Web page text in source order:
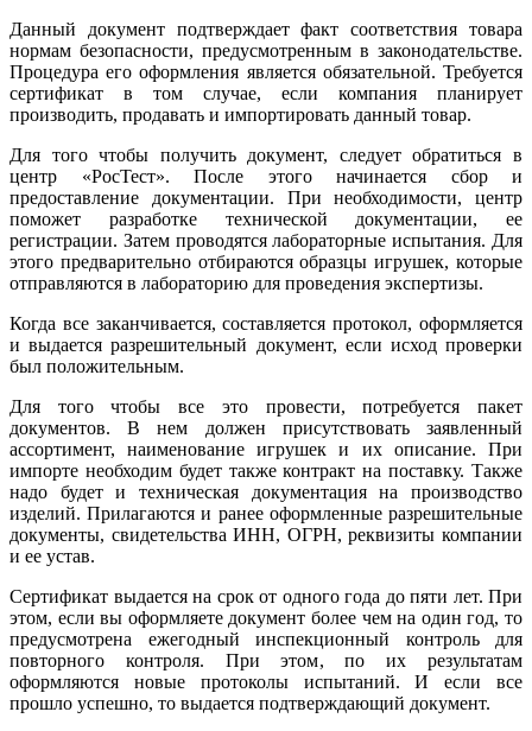
Данный документ подтверждает факт соответствия товара
нормам безопасности, предусмотренным в законодательстве.
Процедура его оформления является обязательной. Требуется
сертификат в том случае, если компания планирует
производить, продавать и импортировать данный товар.
Для того чтобы получить документ, следует обратиться в
центр «РосТест». После этого начинается сбор и
предоставление документации. При необходимости, центр
поможет разработке технической документации, ее
регистрации. Затем проводятся лабораторные испытания. Для
этого предварительно отбираются образцы игрушек, которые
отправляются в лабораторию для проведения экспертизы.
Когда все заканчивается, составляется протокол, оформляется
и выдается разрешительный документ, если исход проверки
был положительным.
Для того чтобы все это провести, потребуется пакет
документов. В нем должен присутствовать заявленный
ассортимент, наименование игрушек и их описание. При
импорте необходим будет также контракт на поставку. Также
надо будет и техническая документация на производство
изделий. Прилагаются и ранее оформленные разрешительные
документы, свидетельства ИНН, ОГРН, реквизиты компании
и ее устав.
Сертификат выдается на срок от одного года до пяти лет. При
этом, если вы оформляете документ более чем на один год, то
предусмотрена ежегодный инспекционный контроль для
повторного контроля. При этом, по их результатам
оформляются новые протоколы испытаний. И если все
прошло успешно, то выдается подтверждающий документ.